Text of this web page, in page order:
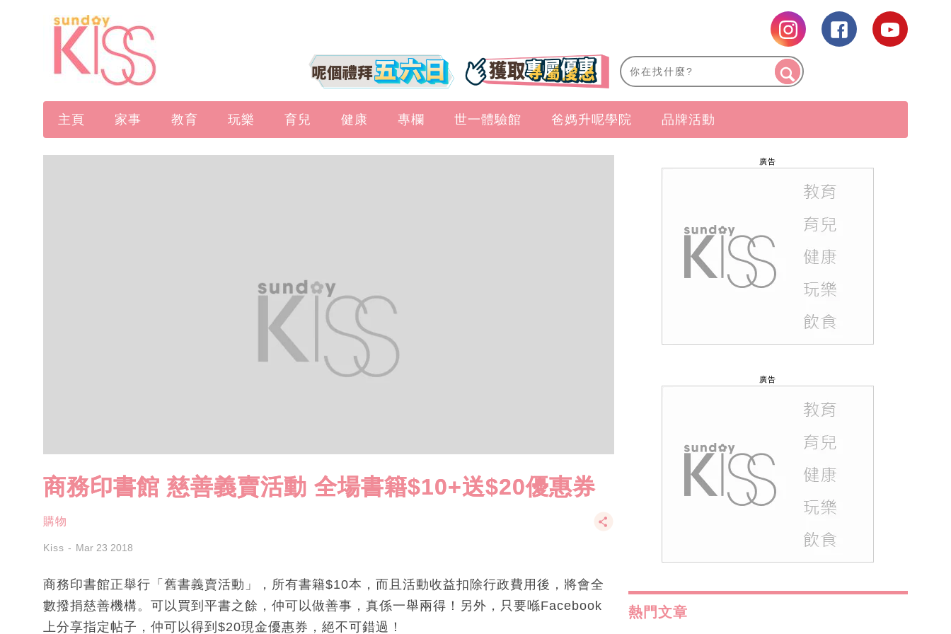
主頁 家事 教育 玩樂 育兒 健康 專欄 世一體驗館 爸媽升呢學院 品牌活動
商務印書館 慈善義賣活動 全場書籍$10+送$20優惠券
購物
Kiss Mar 23 2018
商務印書館正舉行「舊書義賣活動」，所有書籍$10本，而且活動收益扣除行政費用後，將會全
數撥捐慈善機構。可以買到平書之餘，仲可以做善事，真係一舉兩得！另外，只要喺Facebook
上分享指定帖子，仲可以得到$20現金優惠券，絕不可錯過！
廣告
廣告
熱門文章